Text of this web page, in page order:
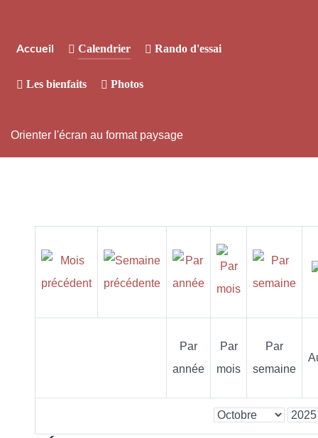
Accueil Calendrier Rando d'essai
Les bienfaits Photos
Orienter l'écran au format paysage
Par
année
Par
mois
Par
semaine